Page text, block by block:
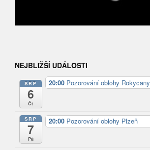
NEJBLIŽŠÍ UDÁLOSTI
SRP
6
Čt
20:00 Pozorování oblohy Rokycany
SRP
7
Pá
20:00 Pozorování oblohy Plzeň